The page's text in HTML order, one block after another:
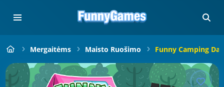
Mergaitėms Maisto Ruošimo Funny Camping Day